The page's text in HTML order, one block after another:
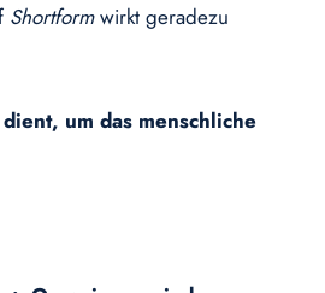
Shortformwirkt geradezu
um das menschliche